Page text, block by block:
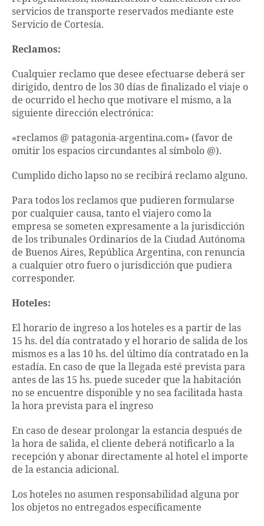
servicios de transporte reservados mediante este
Servicio de Cortesía.
Reclamos:
Cualquier reclamo que desee efectuarse deberá ser
dirigido, dentro de los 30 días de finalizado el viaje o
de ocurrido el hecho que motivare el mismo, a la
siguiente dirección electrónica:
«reclamos @ patagonia-argentina.com» (favor de
omitir los espacios circundantes al símbolo @).
Cumplido dicho lapso no se recibirá reclamo alguno.
Para todos los reclamos que pudieren formularse
por cualquier causa, tanto el viajero como la
empresa se someten expresamente a la jurisdicción
de los tribunales Ordinarios de la Ciudad Autónoma
de Buenos Aires, República Argentina, con renuncia
a cualquier otro fuero o jurisdicción que pudiera
corresponder.
Hoteles:
El horario de ingreso a los hoteles es a partir de las
15 hs. del día contratado y el horario de salida de los
mismos es a las 10 hs. del último día contratado en la
estadía. En caso de que la llegada esté prevista para
antes de las 15 hs. puede suceder que la habitación
no se encuentre disponible y no sea facilitada hasta
la hora prevista para el ingreso
En caso de desear prolongar la estancia después de
la hora de salida, el cliente deberá notificarlo a la
recepción y abonar directamente al hotel el importe
de la estancia adicional.
Los hoteles no asumen responsabilidad alguna por
los objetos no entregados específicamente